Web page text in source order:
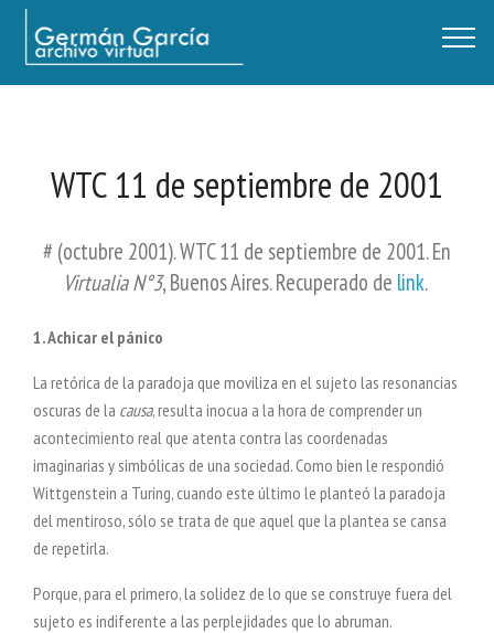
Germán García - Archivo Virtual / Centro Descartes, Buenos Aires
WTC 11 de septiembre de 2001
# (octubre 2001). WTC 11 de septiembre de 2001. En
Virtualia N°3, Buenos Aires. Recuperado de link.
1. Achicar el pánico
La retórica de la paradoja que moviliza en el sujeto las resonancias
oscuras de la causa, resulta inocua a la hora de comprender un
acontecimiento real que atenta contra las coordenadas
imaginarias y simbólicas de una sociedad. Como bien le respondió
Wittgenstein a Turing, cuando este último le planteó la paradoja
del mentiroso, sólo se trata de que aquel que la plantea se cansa
de repetirla.
Porque, para el primero, la solidez de lo que se construye fuera del
sujeto es indiferente a las perplejidades que lo abruman.